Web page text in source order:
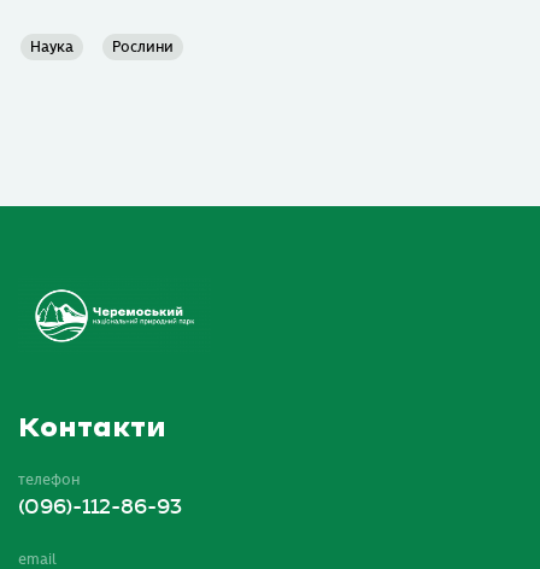
Наука Рослини
Контакти
телефон
(096)-112-86-93
email